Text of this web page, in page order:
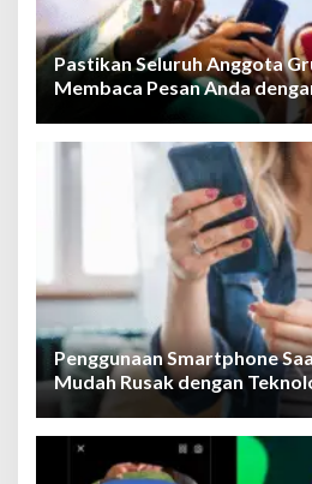
Pastikan Seluruh Anggota
Membaca Pesan Anda
Penggunaan Smartphone
Mudah Rusak dengan